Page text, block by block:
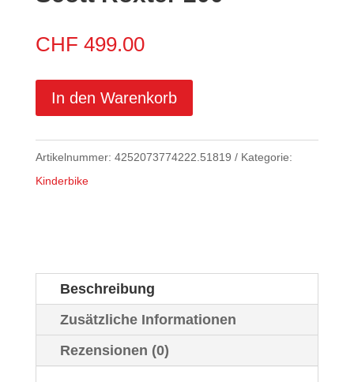
CHF 499.00
In den Warenkorb
Artikelnummer: 4252073774222.51819
Kategorie:
Kinderbike
Beschreibung
Zusätzliche Informationen
Rezensionen (0)